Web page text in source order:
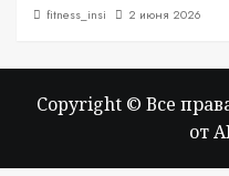
fitness_insi 2 июня 2026
Copyright © Все
от